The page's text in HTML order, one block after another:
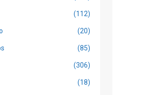
(112)
(20)
(85)
(306)
(18)